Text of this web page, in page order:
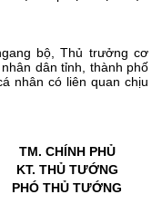
bộ, Thủ trưởng cơ
dân tỉnh, thành phố
nhân có liên quan chịu
TM. CHÍNH PHỦ
KT. THỦ TƯỚNG
PHÓ THỦ TƯỚNG